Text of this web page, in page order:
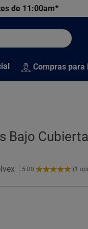
de 11:00am*
Compras
Bajo
5.00
5.00
(1